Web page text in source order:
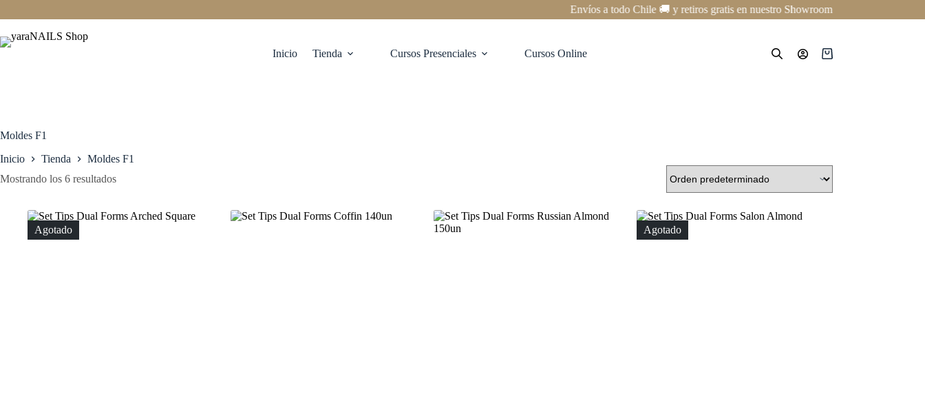
al
contenido
Envíos a todo Chile 🚚 y retiros gratis en nuestro Showroom en Providencia ✨ |
Inicio Tienda Cursos Presenciales Cursos Online
Carro
Moldes F1
Inicio Tienda
Moldes F1
Mostrando los 6 resultados
Agotado Agotado